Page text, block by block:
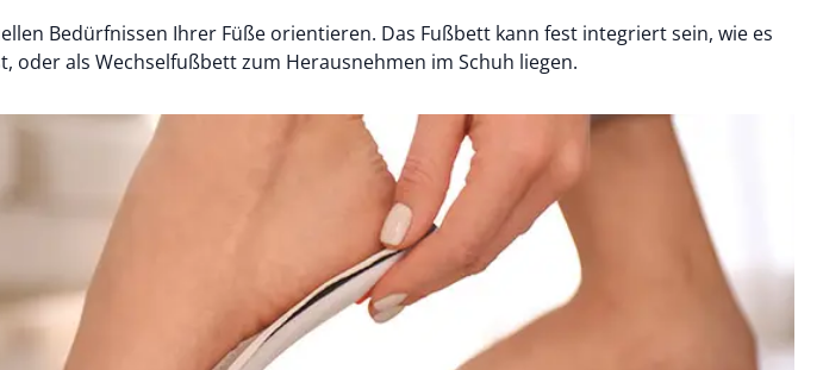
Bedürfnissen Ihrer Füße orientieren. Das Fußbett kann fest integriert sein, wie es
oder als Wechselfußbett zum Herausnehmen im Schuh liegen.